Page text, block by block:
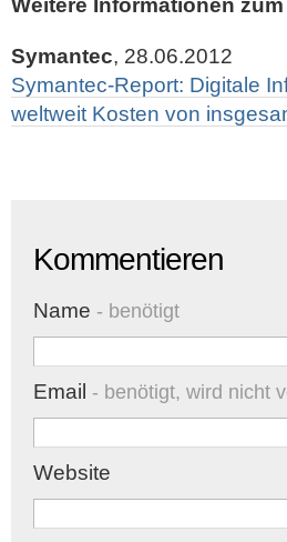
Weitere Informationen
Symantec, 28.06.2012
Symantec-Report: Digitale
weltweit Kosten von
Kommentieren
Name - benötigt
Email - benötigt, wird nicht
Website